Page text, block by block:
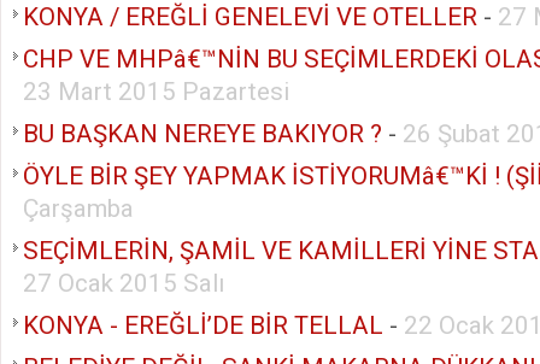
KONYA / EREĞLİ GENELEVİ VE OTELLER - 27
CHP VE MHPâ€™NİN BU SEÇİMLERDEKİ
23 Mart 2015 Pazartesi
BU BAŞKAN NEREYE BAKIYOR ? - 26 Şubat
ÖYLE BİR ŞEY YAPMAK İSTİYORUMâ€™Kİ !
Çarşamba
SEÇİMLERİN, ŞAMİL VE KAMİLLERİ YİNE
27 Ocak 2015 Salı
KONYA - EREĞLİ’DE BİR TELLAL - 22 Ocak